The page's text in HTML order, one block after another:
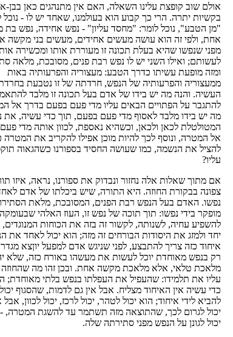
אולם שוב קופצת עלינו השאלה, האם אין מתנהגים כאן בבן-
בקשיות יתרה. הרי כך קבוע הוא בעולמנו, שאחד יש לו - נוכל
"מן הטבע", נוכל לומר: "מחסד עליון" - נפש אחידה, נפש
אחת, ולפי זה הוא עושה מעשים אחידים, מעשים בני מקשה
מפני שנפשו שהיא בעלת תכונה זו מעוררת אותו ומכשירה
לעשותם; ואילו השני יש לו נפש רבת פנים, מסובכת, מלאה
ומזה מופעת עשיתו כדרך הטבע: מעצוריה והפרעותיה באות
ממעצוריה והפרעותיה של הנפש, חרדתה של זו נטבעת
העשיה. והנה מה יש בידו של אדם בעל תכונה זו מלבד
להתגבר על הפתויים הבאים עליו מדי פעם בפעם בדרך אל
מה יש בידו מלבד לאסוף מדי פעם בפעם, תוך כדי עשיה, את
המטולטלת לכאן ולכאן, וכשהיא נאספת, לכוון אותה מדי
אל המטרה, ונוסף לכך להיות מוכן אפילו להקריב את המטרה
להציל את הנשמה, כמו שעושה החסיד בספורנו כשהגאוה
עליו?
אם מתוך שאלות אלה נחזור ונבדוק את ספורנו, נראה, איזו
צפונה בבקורת החוזה. היא התורה, שיש ביכלתו של אדם
נפשו. האדם בעל הנפש רבת הפנים, המסובכת, מלאת
מופקר בידי נפשו: תוך תוכה של נפש זו, העוז האלהי שבעומקה
להשפיע עחיה, לשנותה, לקשור זה בזה את הכוחות המנוגדים,
יחד ולמזג את היסודות הבורחים זה מזה; הוא יכול לאחד את
איחוד כזה צריך להתבצע, לפני שניגש אדם למפעל יוןצא מגדר
רק בנפש מאוחדת יוכל לעשות את מעשהו באורח כזה, שלא
מלאכת טלאי, אלא מלאכת מקשה אחת. ובכן זהו מה שהחוזה
עליו את תלמידו: שהעפיל את העפלתו בנפש בלתי מאוחדת;
כדי עשיה אין האיחוד מצליח. אבל אין גם לדמות, שהסגוף יכול
להביא לידי איחוד; הוא יכול לטהר, יכול לרכז, יכול לכוון, אבל
יכול לגרום לכך, שהתוצאה מזה תשתמר עד להשגת המטרה, -
יכול לגונן על הנפש מפני סתירתה שלה.